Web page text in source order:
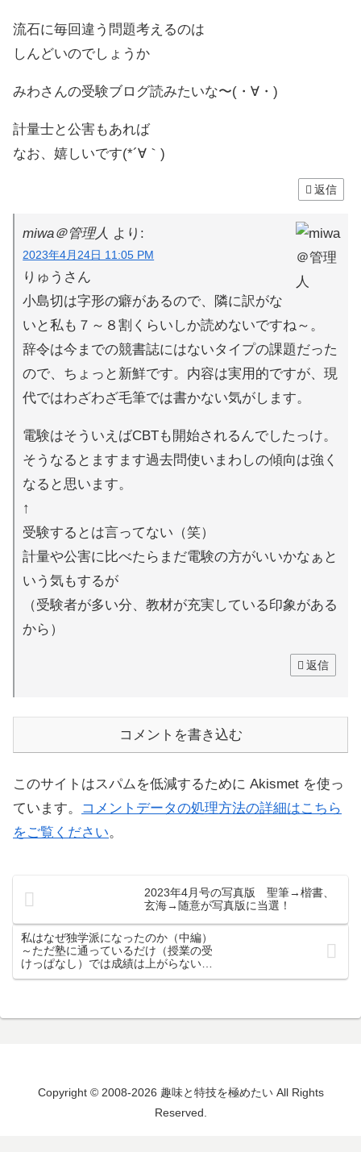
流石に毎回違う問題考えるのは
しんどいのでしょうか
みわさんの受験ブログ読みたいな〜(・∀・)
計量士と公害もあれば
なお、嬉しいです(*´∀｀)
返信
miwa＠管理人 より:
2023年4月24日 11:05 PM
りゅうさん
小島切は字形の癖があるので、隣に訳がな
いと私も７～８割くらいしか読めないですね～。
辞令は今までの競書誌にはないタイプの課題だった
ので、ちょっと新鮮です。内容は実用的ですが、現
代ではわざわざ毛筆では書かない気がします。
電験はそういえばCBTも開始されるんでしたっけ。
そうなるとますます過去問使いまわしの傾向は強く
なると思います。
↑
受験するとは言ってない（笑）
計量や公害に比べたらまだ電験の方がいいかなぁと
いう気もするが
（受験者が多い分、教材が充実している印象がある
から）
返信
コメントを書き込む
このサイトはスパムを低減するために Akismet を使っ
ています。
コメントデータの処理方法の詳細はこちら
をご覧ください。
2023年4月号の写真版 聖筆→楷書、
玄海→随意が写真版に当選！
私はなぜ独学派になったのか（中編）
～ただ塾に通っているだけ（授業の受
けっぱなし）では成績は上がらないか
ら
Copyright © 2008-2026 趣味と特技を極めたい All Rights
Reserved.